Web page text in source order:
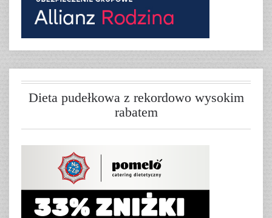
Dieta pudełkowa z rekordowo wysokim
rabatem